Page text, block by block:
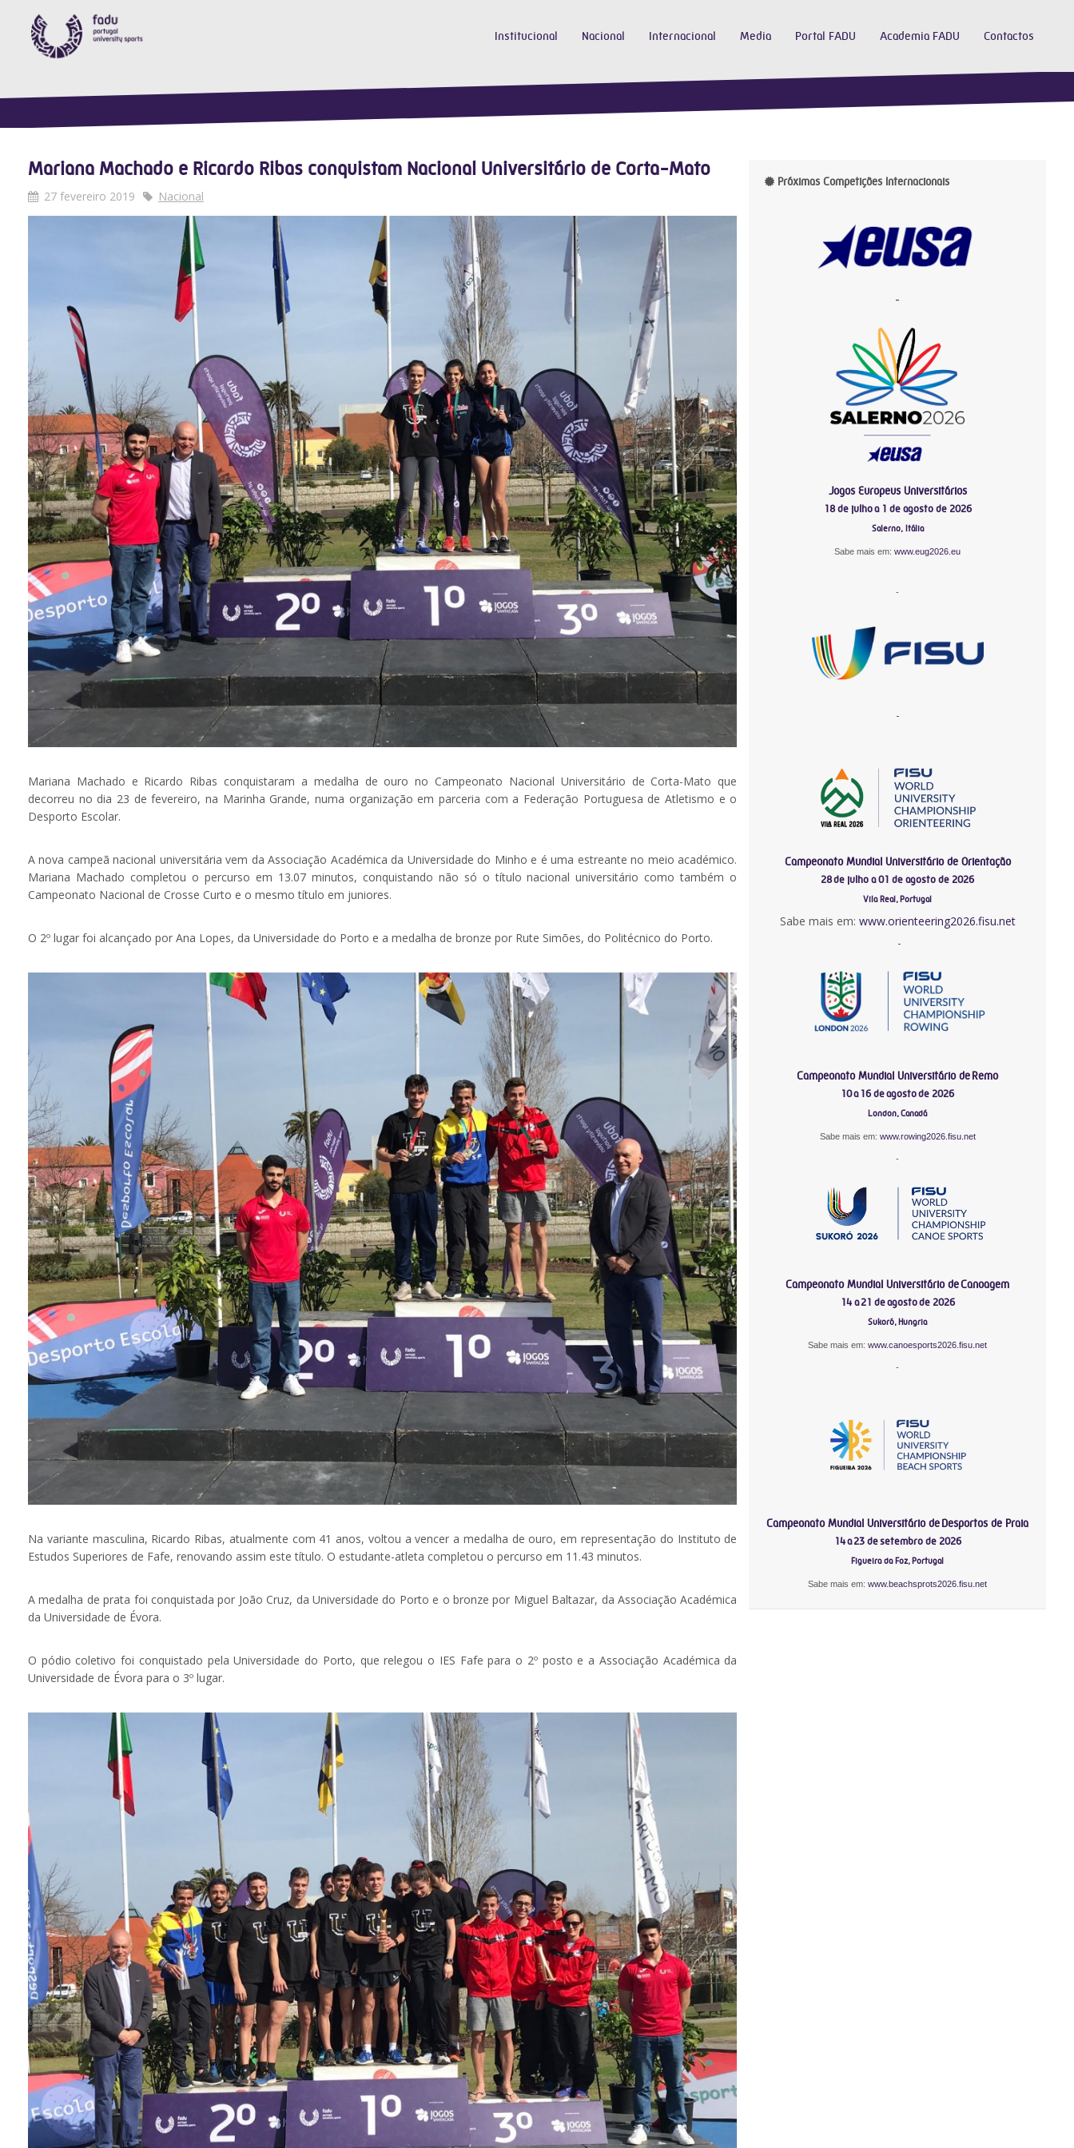
Institucional Nacional Internacional Media Portal FADU Academia FADU Contactos
Mariana Machado e Ricardo Ribas conquistam Nacional Universitário de Corta-Mato
27 fevereiro 2019 Nacional
Mariana Machado e Ricardo Ribas conquistaram a medalha de ouro no Campeonato Nacional Universitário de Corta-Mato que
decorreu no dia 23 de fevereiro, na Marinha Grande, numa organização em parceria com a Federação Portuguesa de Atletismo e o
Desporto Escolar.
A nova campeã nacional universitária vem da Associação Académica da Universidade do Minho e é uma estreante no meio académico.
Mariana Machado completou o percurso em 13.07 minutos, conquistando não só o título nacional universitário como também o
Campeonato Nacional de Crosse Curto e o mesmo título em juniores.
O 2º lugar foi alcançado por Ana Lopes, da Universidade do Porto e a medalha de bronze por Rute Simões, do Politécnico do Porto.
Na variante masculina, Ricardo Ribas, atualmente com 41 anos, voltou a vencer a medalha de ouro, em representação do Instituto de
Estudos Superiores de Fafe, renovando assim este título. O estudante-atleta completou o percurso em 11.43 minutos.
A medalha de prata foi conquistada por João Cruz, da Universidade do Porto e o bronze por Miguel Baltazar, da Associação Académica
da Universidade de Évora.
O pódio coletivo foi conquistado pela Universidade do Porto, que relegou o IES Fafe para o 2º posto e a Associação Académica da
Universidade de Évora para o 3º lugar.
Próximas Competições Internacionais
-
Jogos Europeus Universitários
18 de julho a 1 de agosto de 2026
Salerno, Itália
Sabe mais em:www.eug2026.eu
-
-
Campeonato Mundial Universitário de Orientação
28 de julho a 01 de agosto de 2026
Vila Real, Portugal
Sabe mais em: www.orienteering2026.fisu.net
-
Campeonato Mundial Universitário de Remo
10 a 16 de agosto de 2026
London, Canadá
Sabe mais em: www.rowing2026.fisu.net
-
Campeonato Mundial Universitário de Canoagem
14 a 21 de agosto de 2026
Sukoró, Hungria
Sabe mais em:www.canoesports2026.fisu.net
-
Campeonato Mundial Universitário de Desportos de Praia
14 a 23 de setembro de 2026
Figueira da Foz, Portugal
Sabe mais em:www.beachsprots2026.fisu.net